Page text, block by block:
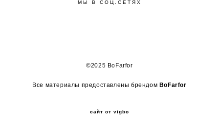
МЫ В СОЦ.СЕТЯХ
©2025 BoFarfor
Все материалы предоставлены брендом BoFarfor
сайт от vigbo